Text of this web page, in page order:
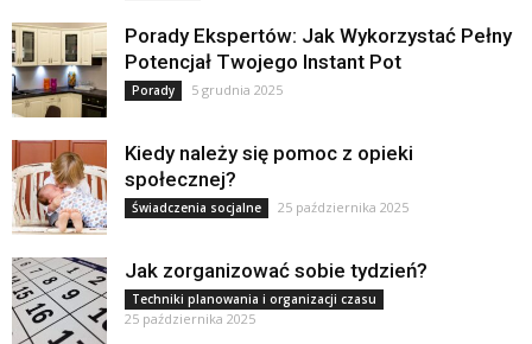
Porady Ekspertów: Jak Wykorzystać Pełny
Potencjał Twojego Instant Pot
Porady 5 grudnia 2025
Kiedy należy się pomoc z opieki
społecznej?
Świadczenia socjalne 25 października 2025
Jak zorganizować sobie tydzień?
Techniki planowania i organizacji czasu
25 października 2025